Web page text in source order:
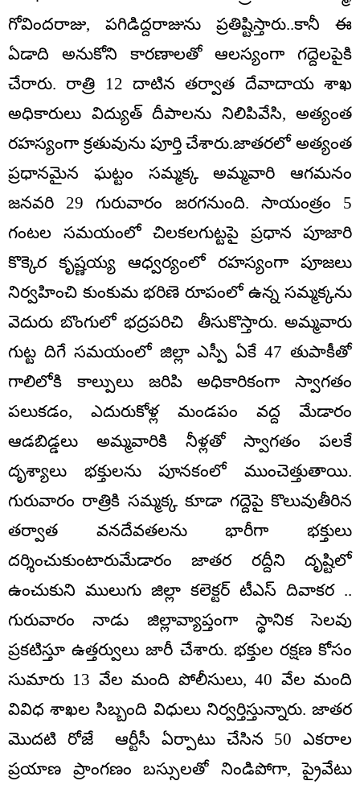
గోవిందరాజు, పగిడిద్దరాజును ప్రతిష్టిస్తారు..కానీ ఈ
ఏడాది అనుకోని కారణాలతో ఆలస్యంగా గద్దెలపైకి
చేరారు. రాత్రి 12 దాటిన తర్వాత దేవాదాయ శాఖ
అధికారులు విద్యుత్ దీపాలను నిలిపివేసి, అత్యంత
రహస్యంగా క్రతువును పూర్తి చేశారు.జాతరలో అత్యంత
ప్రధానమైన ఘట్టం సమ్మక్క అమ్మవారి ఆగమనం
జనవరి 29 గురువారం జరగనుంది. సాయంత్రం 5
గంటల సమయంలో చిలకలగుట్టపై ప్రధాన పూజారి
కొక్కెర కృష్ణయ్య ఆధ్వర్యంలో రహస్యంగా పూజలు
నిర్వహించి కుంకుమ భరిణె రూపంలో ఉన్న సమ్మక్కను
వెదురు బొంగులో భద్రపరిచి తీసుకొస్తారు. అమ్మవారు
గుట్ట దిగే సమయంలో జిల్లా ఎస్పీ ఏకే 47 తుపాకీతో
గాలిలోకి కాల్పులు జరిపి అధికారికంగా స్వాగతం
పలుకడం, ఎదురుకోళ్ల మండపం వద్ద మేడారం
ఆడబిడ్డలు అమ్మవారికి నీళ్లతో స్వాగతం పలకే
దృశ్యాలు భక్తులను పూనకంలో ముంచెత్తుతాయి.
గురువారం రాత్రికి సమ్మక్క కూడా గద్దెపై కొలువుతీరిన
తర్వాత వనదేవతలను భారీగా భక్తులు
దర్శించుకుంటారుమేడారం జాతర రద్దీని దృష్టిలో
ఉంచుకుని ములుగు జిల్లా కలెక్టర్ టీఎస్ దివాకర ..
గురువారం నాడు జిల్లావ్యాప్తంగా స్థానిక సెలవు
ప్రకటిస్తూ ఉత్తర్వులు జారీ చేశారు. భక్తుల రక్షణ కోసం
సుమారు 13 వేల మంది పోలీసులు, 40 వేల మంది
వివిధ శాఖల సిబ్బంది విధులు నిర్వర్తిస్తున్నారు. జాతర
మొదటి రోజే ఆర్టీసీ ఏర్పాటు చేసిన 50 ఎకరాల
ప్రయాణ ప్రాంగణం బస్సులతో నిండిపోగా, ప్రైవేటు